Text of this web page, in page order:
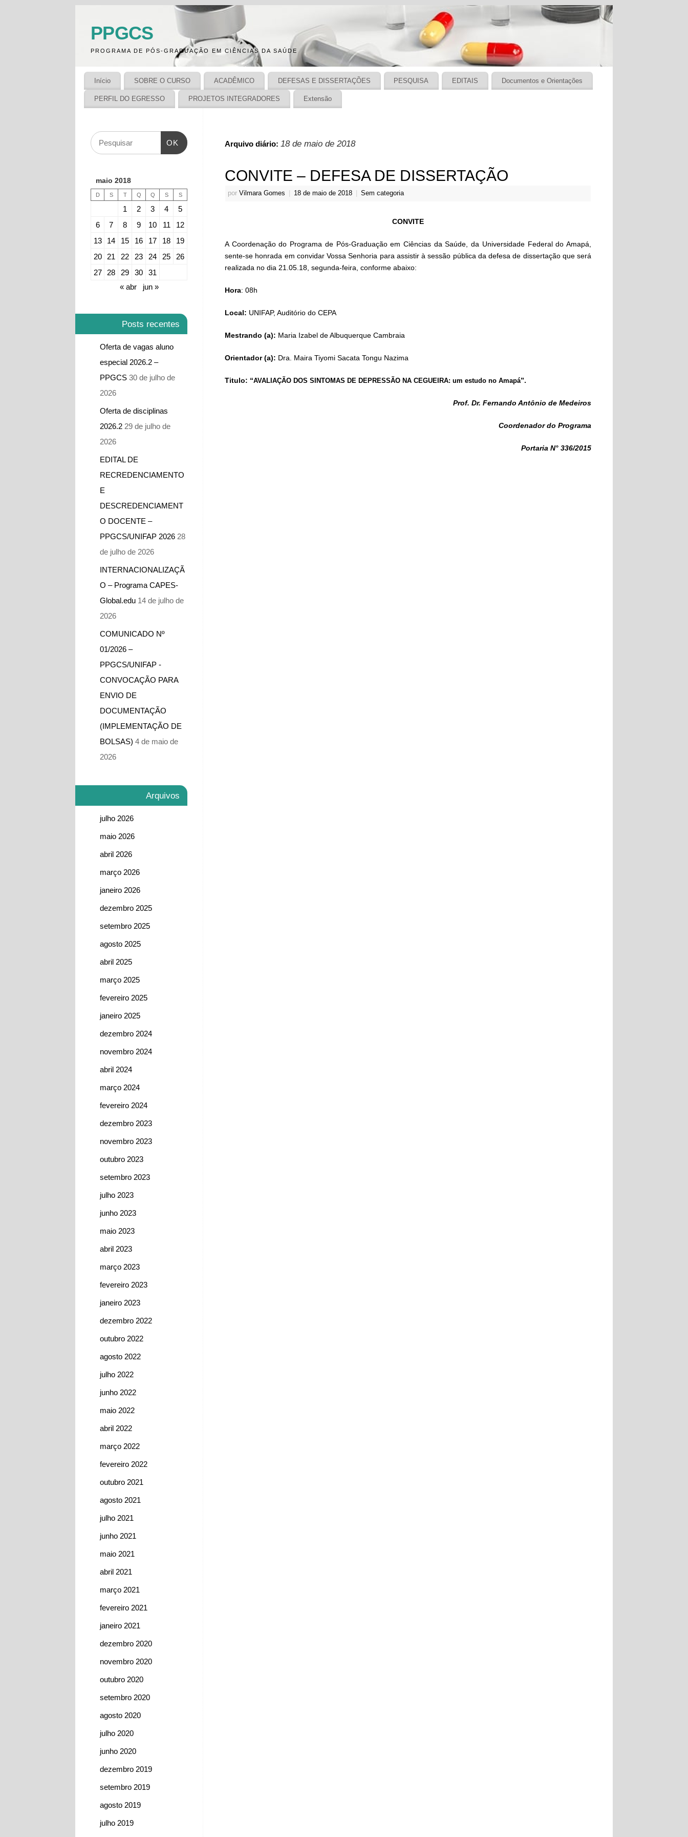
PPGCS
PROGRAMA DE PÓS-GRADUAÇÃO EM CIÊNCIAS DA SAÚDE
Início SOBRE O CURSO ACADÊMICO DEFESAS E DISSERTAÇÕES PESQUISA EDITAIS Documentos e Orientações
PERFIL DO EGRESSO PROJETOS INTEGRADORES Extensão
Arquivo diário: 18 de maio de 2018
CONVITE – DEFESA DE DISSERTAÇÃO
por Vilmara Gomes 18 de maio de 2018 Sem categoria
CONVITE
A Coordenação do Programa de Pós-Graduação em Ciências da Saúde, da Universidade Federal do Amapá,
sente-se honrada em convidar Vossa Senhoria para assistir à sessão pública da defesa de dissertação que será
realizada no dia 21.05.18, segunda-feira, conforme abaixo:
Hora: 08h
Local: UNIFAP, Auditório do CEPA
Mestrando (a): Maria Izabel de Albuquerque Cambraia
Orientador (a): Dra. Maira Tiyomi Sacata Tongu Nazima
Titulo: “AVALIAÇÃO DOS SINTOMAS DE DEPRESSÃO NA CEGUEIRA: um estudo no Amapá”.
Prof. Dr. Fernando Antônio de Medeiros
Coordenador do Programa
Portaria N° 336/2015
OK
maio 2018
D S T Q Q S S
1 2 3 4
5
6
7 8 9 10 11
12
13
14 15 16 17 18
19
20
21 22 23 24 25
26
27
28 29 30
31
« abr
jun »
Posts recentes
Oferta de vagas aluno
especial 2026.2 –
PPGCS 30 de julho de
2026
Oferta de disciplinas
2026.2 29 de julho de
2026
EDITAL DE
RECREDENCIAMENTO
E
DESCREDENCIAMENT
O DOCENTE –
PPGCS/UNIFAP 2026 28
de julho de 2026
INTERNACIONALIZAÇÃ
O – Programa CAPES-
Global.edu 14 de julho de
2026
COMUNICADO Nº
01/2026 –
PPGCS/UNIFAP -​
CONVOCAÇÃO PARA
ENVIO DE
DOCUMENTAÇÃO
(IMPLEMENTAÇÃO DE
BOLSAS) 4 de maio de
2026
Arquivos
julho 2026
maio 2026
abril 2026
março 2026
janeiro 2026
dezembro 2025
setembro 2025
agosto 2025
abril 2025
março 2025
fevereiro 2025
janeiro 2025
dezembro 2024
novembro 2024
abril 2024
março 2024
fevereiro 2024
dezembro 2023
novembro 2023
outubro 2023
setembro 2023
julho 2023
junho 2023
maio 2023
abril 2023
março 2023
fevereiro 2023
janeiro 2023
dezembro 2022
outubro 2022
agosto 2022
julho 2022
junho 2022
maio 2022
abril 2022
março 2022
fevereiro 2022
outubro 2021
agosto 2021
julho 2021
junho 2021
maio 2021
abril 2021
março 2021
fevereiro 2021
janeiro 2021
dezembro 2020
novembro 2020
outubro 2020
setembro 2020
agosto 2020
julho 2020
junho 2020
dezembro 2019
setembro 2019
agosto 2019
julho 2019